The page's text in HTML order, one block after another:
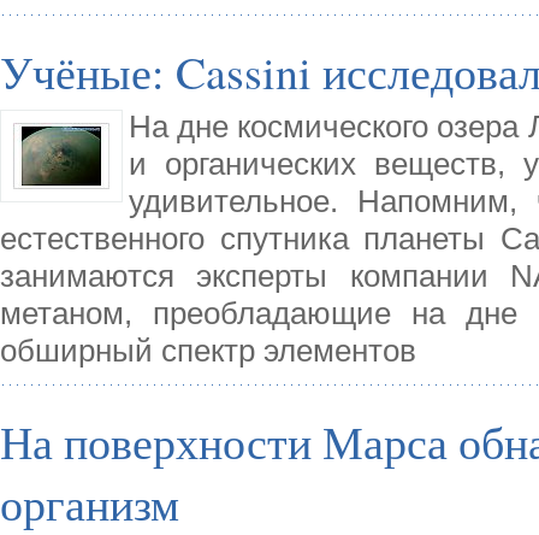
Учёные: Cassini
На дне космического озера
и органических веществ,
удивительное. Напомним,
естественного спутника планеты
занимаются эксперты компании
метаном, преобладающие на дне
обширный спектр элементов
На поверхности Марса
организм